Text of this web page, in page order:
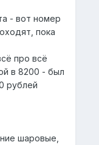
- вот номер
пока
про всё
в 8200 - был
рублей
шаровые,